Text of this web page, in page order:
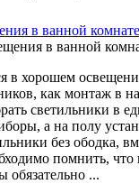
в ванной комнате
в хорошем
как монтаж в
светильники в
а на полу
без ободка,
помнить,
обязательно ...